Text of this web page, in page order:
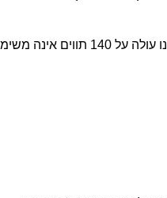
– האם בכלל יש זכויות יוצרים בתוכן שמועלה לטוויטר. במרבית המקרים,